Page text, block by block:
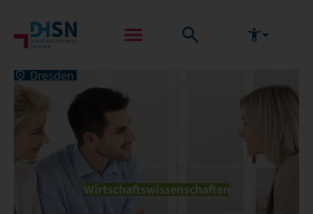
Dresden
Wirtschaftswissenschaften